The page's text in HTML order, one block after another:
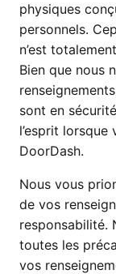
physiques
personnels.
n’est
Bien que nous
sont en
l’esprit
DoorDash.
Nous vous
de vos
responsabilité.
toutes les
vos